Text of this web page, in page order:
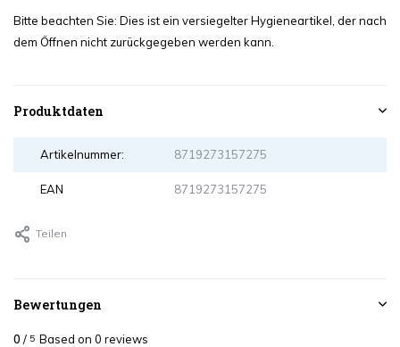
Bitte beachten Sie: Dies ist ein versiegelter Hygieneartikel, der nach
dem Öffnen nicht zurückgegeben werden kann.
Produktdaten
Artikelnummer: 8719273157275
EAN 8719273157275
Teilen
Bewertungen
0 / 5 Based on 0 reviews